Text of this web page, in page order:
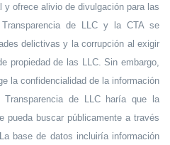
y ofrece alivio de divulgación para las
de LLC y la CTA se
delictivas y la corrupción al exigir
propiedad de las LLC. Sin embargo,
la confidencialidad de la información
de LLC haría que la
pueda buscar públicamente a través
base de datos incluiría información